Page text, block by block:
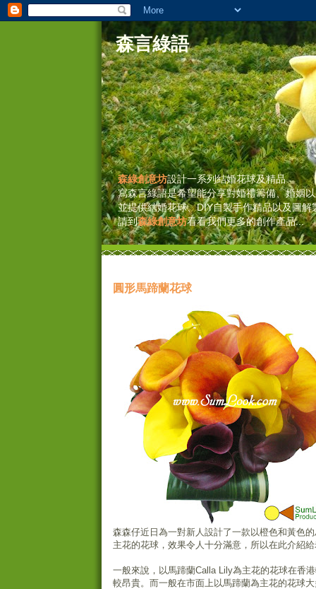
森言綠語
森綠創意坊設計一系列結婚花球及精品
寫森言綠語是希望能分享對婚禮籌備、婚姻
並提供結婚花球、DIY自製手作精品以及圖解
請到森綠創意坊看看我們更多的創作產品...
圓形馬蹄蘭花球
森森仔近日為一對新人設計了一款以橙色和黃色
主花的花球，效果令人十分滿意，所以在此介紹
一般來說，以馬蹄蘭Calla Lily為主花的花球在香
較昂貴。而一般在市面上以馬蹄蘭為主花的花球